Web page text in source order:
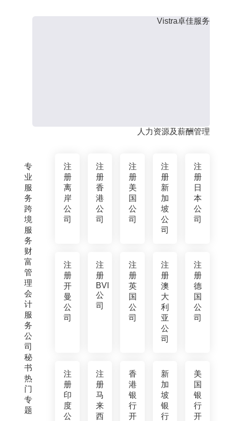
专
业
服
务
跨
境
服
务
财
富
管
理
会
计
服
务
公
司
秘
书
热
门
专
题
Vistra卓佳服务
人力资源及薪酬管理
注
册
离
岸
公
司
注
册
香
港
公
司
注
册
美
国
公
司
注
册
新
加
坡
公
司
注
册
日
本
公
司
注
册
开
曼
公
司
注
册
BVI
公
司
注
册
英
国
公
司
注
册
澳
大
利
亚
公
司
注
册
德
国
公
司
注
册
印
度
公
注
册
马
来
西
香
港
银
行
开
新
加
坡
银
行
美
国
银
行
开